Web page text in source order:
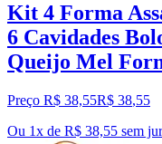
Kit 4 Forma
6 Cavidades
Queijo Mel
Preço R$ 38,55R$ 38,55
Ou 1x de R$ 38,55 sem